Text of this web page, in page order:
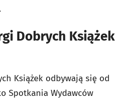
Dobrych Książek
Książek odbywają się od
Spotkania Wydawców